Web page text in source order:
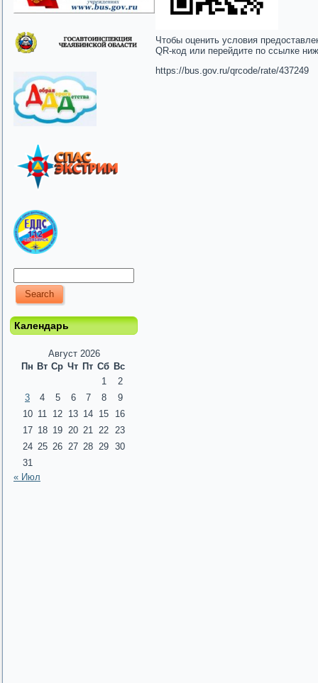
Календарь
Август 2026
Пн Вт Ср Чт Пт Сб Вс
1
2
3
4 5 6 7 8
9
10 11 12 13 14 15
16
17 18 19 20 21 22
23
24 25 26 27 28 29 30
31
« Июл
Чтобы оценить условия
QR-код или перейдите по ссылке
https://bus.gov.ru/qrcode/rate/437249